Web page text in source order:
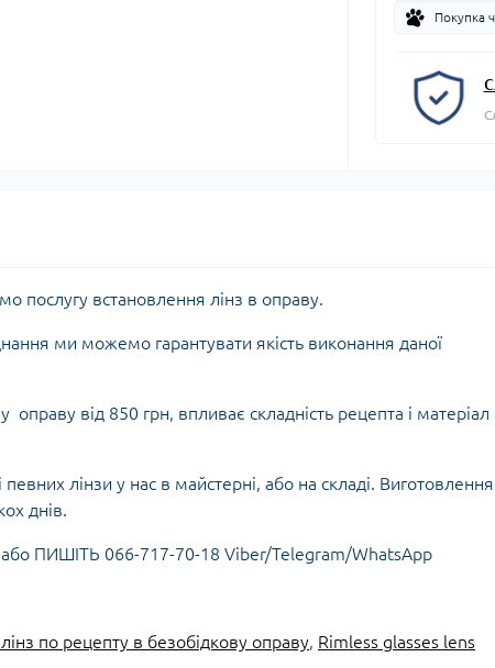
Покупка
послугу встановлення лінз в оправу.
ми можемо гарантувати якість виконання даної
оправу від 850 грн, впливає складність рецепта і матеріал
певних лінзи у нас в майстерні, або на складі. Виготовлення
днів.
ПИШІТЬ 066-717-70-18 Viber/Telegram/WhatsApp
по рецепту в безобідкову оправу, Rimless glasses lens